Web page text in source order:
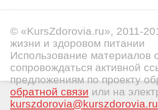
© «KursZdorovia.ru», 2011-
жизни и здоровом питании
Использование материалов
сопровождаться активной
предложениям по проекту
обратной связи или на
kurszdorovia@kurszdorovia.ru